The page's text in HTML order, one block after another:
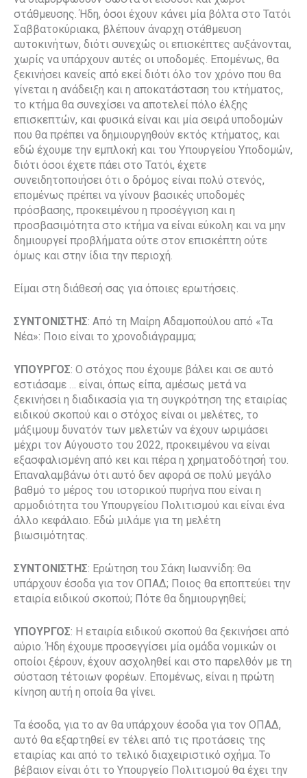
στάθμευσης. Ήδη, όσοι έχουν κάνει μία βόλτα στο Τατόι
Σαββατοκύριακα, βλέπουν άναρχη στάθμευση
αυτοκινήτων, διότι συνεχώς οι επισκέπτες αυξάνονται,
χωρίς να υπάρχουν αυτές οι υποδομές. Επομένως, θα
ξεκινήσει κανείς από εκεί διότι όλο τον χρόνο που θα
γίνεται η ανάδειξη και η αποκατάσταση του κτήματος,
το κτήμα θα συνεχίσει να αποτελεί πόλο έλξης
επισκεπτών, και φυσικά είναι και μία σειρά υποδομών
που θα πρέπει να δημιουργηθούν εκτός κτήματος, και
εδώ έχουμε την εμπλοκή και του Υπουργείου Υποδομών,
διότι όσοι έχετε πάει στο Τατόι, έχετε
συνειδητοποιήσει ότι ο δρόμος είναι πολύ στενός,
επομένως πρέπει να γίνουν βασικές υποδομές
πρόσβασης, προκειμένου η προσέγγιση και η
προσβασιμότητα στο κτήμα να είναι εύκολη και να μην
δημιουργεί προβλήματα ούτε στον επισκέπτη ούτε
όμως και στην ίδια την περιοχή.
Είμαι στη διάθεσή σας για όποιες ερωτήσεις.
ΣΥΝΤΟΝΙΣΤΗΣ: Από τη Μαίρη Αδαμοπούλου από «Τα
Νέα»: Ποιο είναι το χρονοδιάγραμμα;
ΥΠΟΥΡΓΟΣ: Ο στόχος που έχουμε βάλει και σε αυτό
εστιάσαμε … είναι, όπως είπα, αμέσως μετά να
ξεκινήσει η διαδικασία για τη συγκρότηση της εταιρίας
ειδικού σκοπού και ο στόχος είναι οι μελέτες, το
μάξιμουμ δυνατόν των μελετών να έχουν ωριμάσει
μέχρι τον Αύγουστο του 2022, προκειμένου να είναι
εξασφαλισμένη από κει και πέρα η χρηματοδότησή του.
Επαναλαμβάνω ότι αυτό δεν αφορά σε πολύ μεγάλο
βαθμό το μέρος του ιστορικού πυρήνα που είναι η
αρμοδιότητα του Υπουργείου Πολιτισμού και είναι ένα
άλλο κεφάλαιο. Εδώ μιλάμε για τη μελέτη
βιωσιμότητας.
ΣΥΝΤΟΝΙΣΤΗΣ: Ερώτηση του Σάκη Ιωαννίδη: Θα
υπάρχουν έσοδα για τον ΟΠΑΔ; Ποιος θα εποπτεύει την
εταιρία ειδικού σκοπού; Πότε θα δημιουργηθεί;
ΥΠΟΥΡΓΟΣ: Η εταιρία ειδικού σκοπού θα ξεκινήσει από
αύριο. Ήδη έχουμε προσεγγίσει μία ομάδα νομικών οι
οποίοι ξέρουν, έχουν ασχοληθεί και στο παρελθόν με τη
σύσταση τέτοιων φορέων. Επομένως, είναι η πρώτη
κίνηση αυτή η οποία θα γίνει.
Τα έσοδα, για το αν θα υπάρχουν έσοδα για τον ΟΠΑΔ,
αυτό θα εξαρτηθεί εν τέλει από τις προτάσεις της
εταιρίας και από το τελικό διαχειριστικό σχήμα. Το
βέβαιον είναι ότι το Υπουργείο Πολιτισμού θα έχει την